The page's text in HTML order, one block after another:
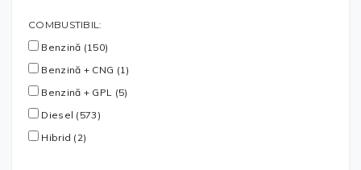
COMBUSTIBIL:
Benzină (150)
Benzină + CNG (1)
Benzină + GPL (5)
Diesel (573)
Hibrid (2)